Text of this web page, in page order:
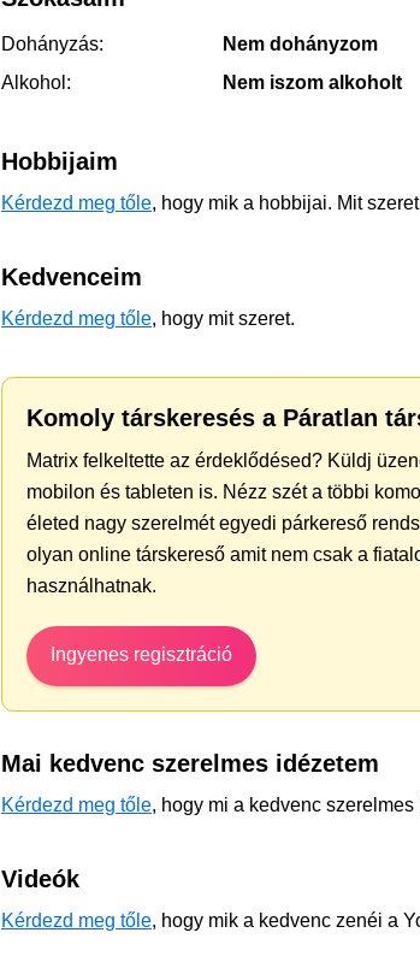
Dohányzás:
Nem dohányzom
Alkohol:
Nem iszom alkoholt
Hobbijaim
Kérdezd meg tőle, hogy mik a hobbijai. Mit
Kedvenceim
Kérdezd meg tőle, hogy mit szeret.
Komoly társkeresés a Páratlan
Matrix felkeltette az érdeklődésed? Küldj
mobilon és tableten is. Nézz szét a többi
életed nagy szerelmét egyedi párkereső
olyan online társkereső amit nem csak a
használhatnak.
Ingyenes regisztráció
Mai kedvenc szerelmes idézetem
Kérdezd meg tőle, hogy mi a kedvenc szerelmes
Videók
Kérdezd meg tőle, hogy mik a kedvenc zenéi a